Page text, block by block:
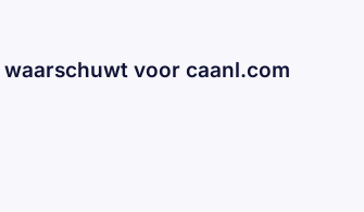
waarschuwt voor caanl.com